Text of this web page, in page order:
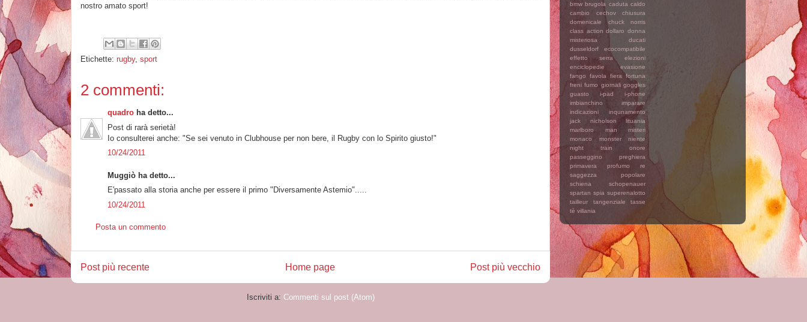
nostro amato sport!
Etichette: rugby, sport
2 commenti:
quadro ha detto...
Post di rarà serietà!
Io consulterei anche: "Se sei venuto in Clubhouse per non bere, il Rugby con lo Spirito giusto!"
10/24/2011
Muggiò ha detto...
E'passato alla storia anche per essere il primo "Diversamente Astemio".....
10/24/2011
Posta un commento
Post più recente Post più vecchio
Home page
Iscriviti a: Commenti sul post (Atom)
bmw brugola caduta caldo
cambio
cechov
chiusura
domenicale
chuck norris
class action dollaro donna
misteriosa
ducati
dusseldorf
ecocompatibile
effetto serra
elezioni
enciclopedie
evasione
fango
favola fiera fortuna
freni fumo giornali goggles
guasto
i-pad
i-phone
imbianchino
imparare
indicazioni
inqunamento
jack nicholson
lituania
marlboro man
misteri
monaco
monster
niente
night train
onore
passeggino
preghiera
primavera
profumo
re
saggezza popolare
schiena
schopenauer
spartan spia superenalotto
tailleur
tangenziale
tasse
tè villania